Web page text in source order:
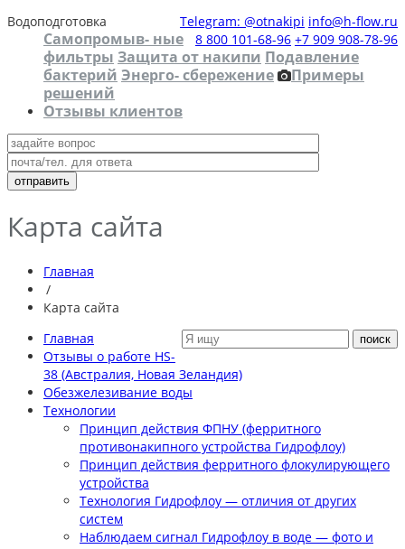
Водоподготовка Telegram: @otnakipi info@h-flow.ru
8 800 101-68-96 +7 909 908-78-96
Самопромыв- ные
фильтры Защита от накипи Подавление
бактерий Энерго- сбережение
Примеры
решений
Отзывы клиентов
Карта сайта
Главная
/
Карта сайта
Главная
Отзывы о работе HS-
38 (Австралия, Новая Зеландия)
Обезжелезивание воды
Технологии
Принцип действия ФПНУ (ферритного
противонакипного устройства Гидрофлоу)
Принцип действия ферритного флокулирующего
устройства
Технология Гидрофлоу — отличия от других
систем
Наблюдаем сигнал Гидрофлоу в воде — фото и